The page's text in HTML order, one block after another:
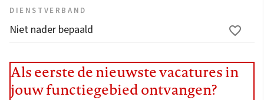
DIENSTVERBAND
Niet nader bepaald
Als eerste de nieuwste vacatures in
jouw functiegebied ontvangen?